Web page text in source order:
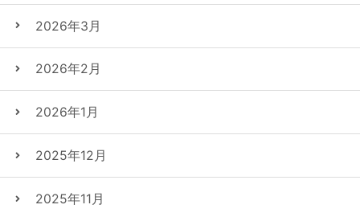
2026年3月
2026年2月
2026年1月
2025年12月
2025年11月